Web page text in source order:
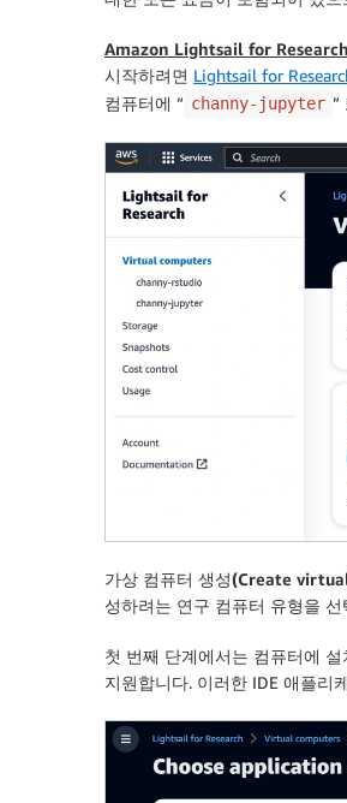
Amazon Lightsail for
시작하려면 Lightsail for
컴퓨터에 “ channy-jupyter ”
가상 컴퓨터 생성(Create
성하려는 연구 컴퓨터 유형을 선
첫 번째 단계에서는 컴퓨터에
지원합니다. 이러한 IDE 애플리